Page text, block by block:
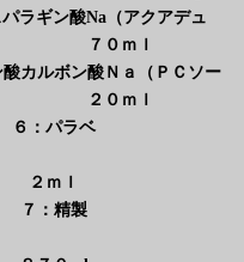
ラギン酸Na（アクアデュ
７０ｍｌ
酸カルボン酸Ｎａ（ＰＣソー
２０ｍｌ
６：パラベ
２ｍｌ
７：精製